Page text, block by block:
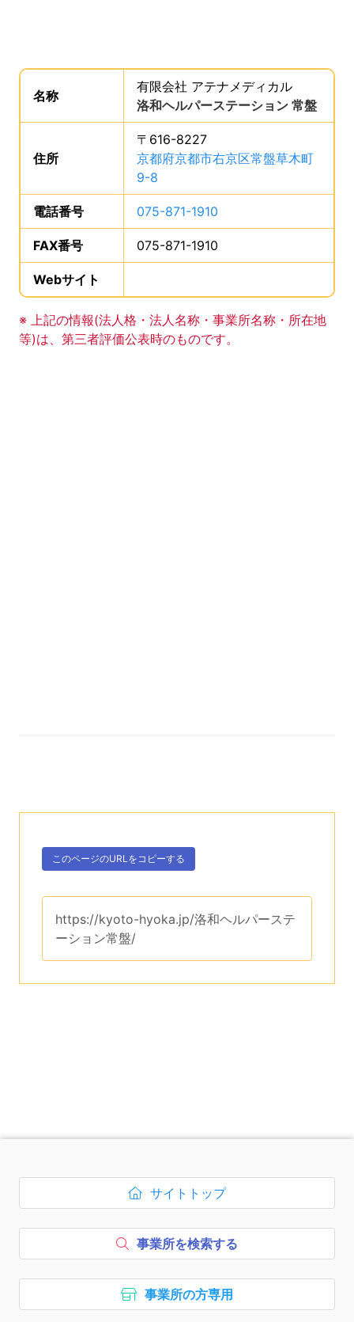
事業所の基礎データを読み上げます。
名称は、
有限会社 アテナメディカル
洛和ヘルパーステーション 常盤
住所
〒616-8227
京都府京都市右京区常盤草木町
9-8
電話番号 075-871-1910
FAX番号 075-871-1910
Webサイト
事業所の基礎データの読み上げは以上です。
※ 上記の情報(法人格・法人名称・事業所名称・所在地
等)は、第三者評価公表時のものです。
ボタン、
このページのURLをコピーする
。
このページのURLは、
https://kyoto-hyoka.jp/洛和ヘルパーステ
ーション常盤/
次のコンテンツはページのフ
ボタン1、
サイトトップ
を開く
ボタン2、
事業所を検索する
ボタン3、
事業所の方専用